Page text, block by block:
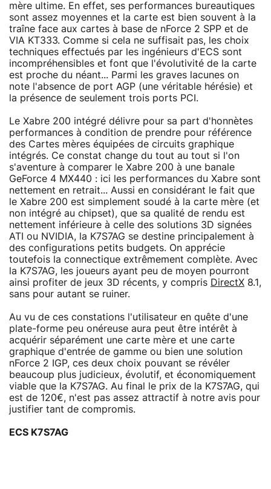
mère ultime. En effet, ses performances bureautiques
sont assez moyennes et la carte est bien souvent à la
traîne face aux cartes à base de nForce 2 SPP et de
VIA KT333. Comme si cela ne suffisait pas, les choix
techniques effectués par les ingénieurs d'ECS sont
incompréhensibles et font que l'évolutivité de la carte
est proche du néant... Parmi les graves lacunes on
note l'absence de port AGP (une véritable hérésie) et
la présence de seulement trois ports PCI.
Le Xabre 200 intégré délivre pour sa part d'honnètes
performances à condition de prendre pour référence
des Cartes mères équipées de circuits graphique
intégrés. Ce constat change du tout au tout si l'on
s'aventure à comparer le Xabre 200 à une banale
GeForce 4 MX440 : ici les performances du Xabre sont
nettement en retrait... Aussi en considérant le fait que
le Xabre 200 est simplement soudé à la carte mère (et
non intégré au chipset), que sa qualité de rendu est
nettement inférieure à celle des solutions 3D signées
ATI ou NVIDIA, la K7S7AG se destine principalement à
des configurations petits budgets. On apprécie
toutefois la connectique extrêmement complète. Avec
la K7S7AG, les joueurs ayant peu de moyen pourront
ainsi profiter de jeux 3D récents, y compris DirectX 8.1,
sans pour autant se ruiner.
Au vu de ces constations l'utilisateur en quête d'une
plate-forme peu onéreuse aura peut être intérêt à
acquérir séparément une carte mère et une carte
graphique d'entrée de gamme ou bien une solution
nForce 2 IGP, ces deux choix pouvant se révéler
beaucoup plus judicieux, évolutif, et économiquement
viable que la K7S7AG. Au final le prix de la K7S7AG, qui
est de 120€, n'est pas assez attractif à notre avis pour
justifier tant de compromis.
ECS K7S7AG